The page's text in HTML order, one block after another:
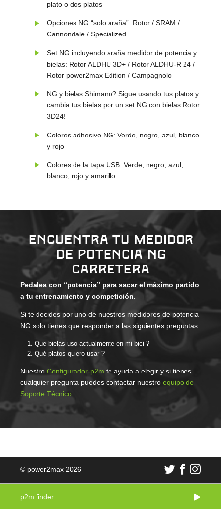
plato o dos platos
Opciones NG “solo araña”: Rotor / SRAM /
Cannondale / Specialized
Set NG incluyendo araña medidor de potencia y
bielas: Rotor ALDHU 3D+ / Rotor ALDHU-R 24 /
Rotor power2max Edition / Campagnolo
NG y bielas Shimano? Sigue usando tus platos y
cambia tus bielas por un set NG con bielas Rotor
3D24!
Colores adhesivo NG: Verde, negro, azul, blanco
y rojo
Colores de la tapa USB: Verde, negro, azul,
blanco, rojo y amarillo
Encuentra tu medidor
de potencia NG
Carretera
Pedalea con “potencia” para sacar el máximo partido
a tu entrenamiento y competición.
Si te decides por uno de nuestros medidores de potencia
NG solo tienes que responder a las siguientes preguntas:
Que bielas uso actualmente en mi bici ?
Qué platos quiero usar ?
NuestroConfigurador-p2m te ayuda a elegir y si tienes
cualquier pregunta puedes contactar nuestroequipo de
Soporte Técnico.
© power2max 2026
p2m finder